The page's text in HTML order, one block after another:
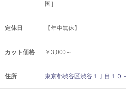
国］
定休日 【年中無休】
カット価格 ￥3,000～
住所 東京都渋谷区渋谷１丁目１０